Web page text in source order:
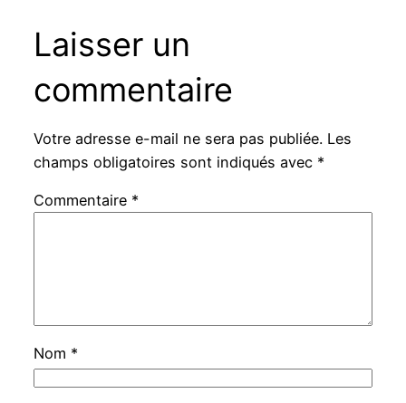
Laisser un
commentaire
Votre adresse e-mail ne sera pas publiée. Les
champs obligatoires sont indiqués avec *
Commentaire *
Nom *